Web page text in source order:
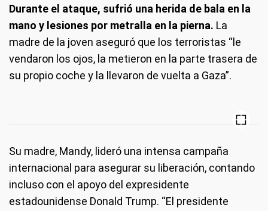
Durante el ataque, sufrió una herida de bala en la
mano y lesiones por metralla en la pierna. La
madre de la joven aseguró que los terroristas “le
vendaron los ojos, la metieron en la parte trasera de
su propio coche y la llevaron de vuelta a Gaza”.
Su madre, Mandy, lideró una intensa campaña
internacional para asegurar su liberación, contando
incluso con el apoyo del expresidente
estadounidense Donald Trump. “El presidente